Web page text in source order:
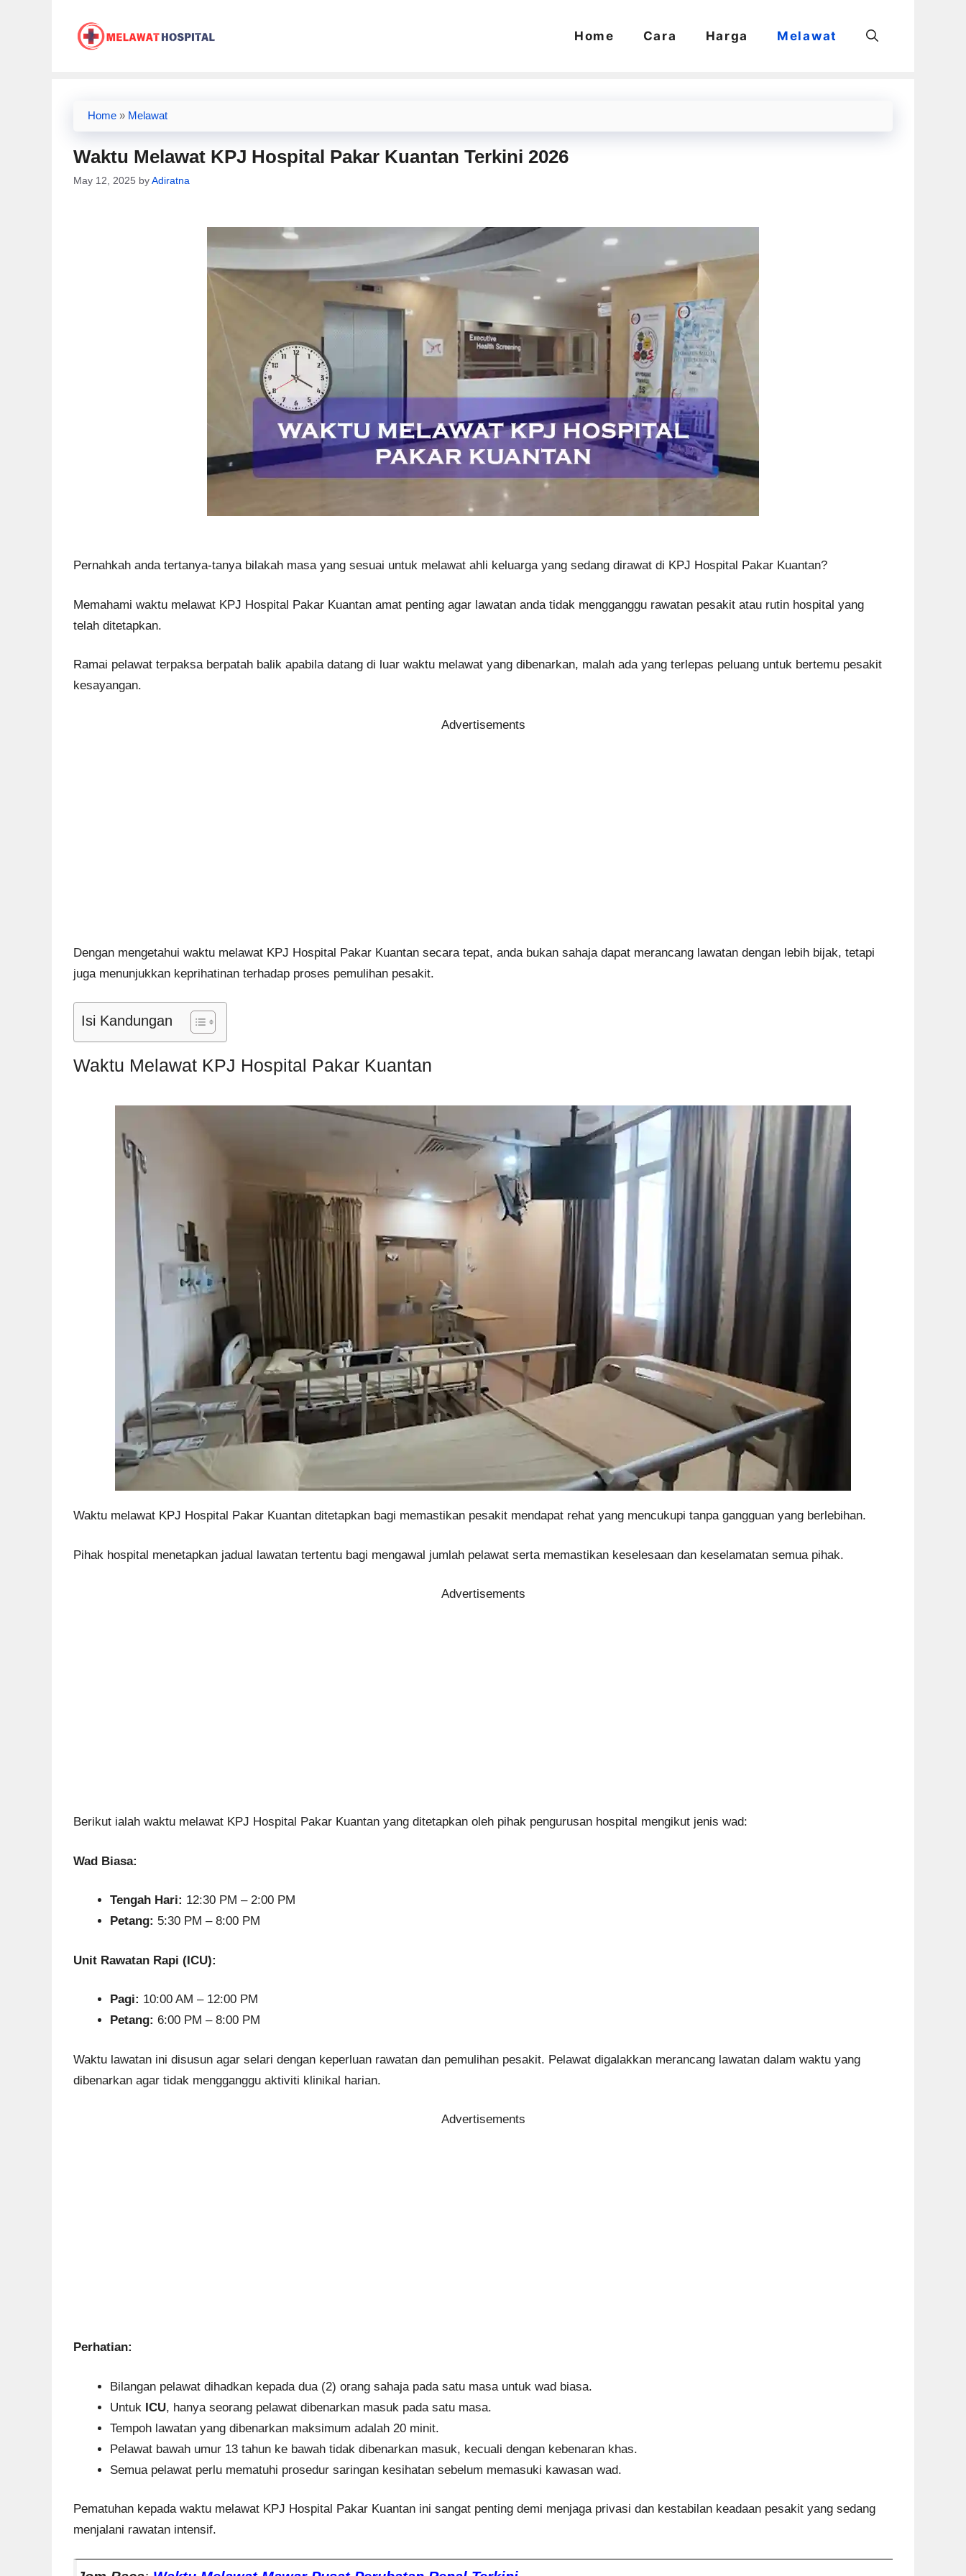
Home Cara Harga Melawat
Home » Melawat
Waktu Melawat KPJ Hospital Pakar Kuantan Terkini 2026
May 12, 2025 byAdiratna
Pernahkah anda tertanya-tanya bilakah masa yang sesuai untuk melawat ahli keluarga yang sedang dirawat di KPJ Hospital Pakar Kuantan?
Memahami waktu melawat KPJ Hospital Pakar Kuantan amat penting agar lawatan anda tidak mengganggu rawatan pesakit atau rutin hospital yang
telah ditetapkan.
Ramai pelawat terpaksa berpatah balik apabila datang di luar waktu melawat yang dibenarkan, malah ada yang terlepas peluang untuk bertemu pesakit
kesayangan.
Advertisements
Dengan mengetahui waktu melawat KPJ Hospital Pakar Kuantan secara tepat, anda bukan sahaja dapat merancang lawatan dengan lebih bijak, tetapi
juga menunjukkan keprihatinan terhadap proses pemulihan pesakit.
Isi Kandungan
Waktu Melawat KPJ Hospital Pakar Kuantan
Waktu melawat KPJ Hospital Pakar Kuantan ditetapkan bagi memastikan pesakit mendapat rehat yang mencukupi tanpa gangguan yang berlebihan.
Pihak hospital menetapkan jadual lawatan tertentu bagi mengawal jumlah pelawat serta memastikan keselesaan dan keselamatan semua pihak.
Advertisements
Berikut ialah waktu melawat KPJ Hospital Pakar Kuantan yang ditetapkan oleh pihak pengurusan hospital mengikut jenis wad:
Wad Biasa:
Tengah Hari: 12:30 PM – 2:00 PM
Petang: 5:30 PM – 8:00 PM
Unit Rawatan Rapi (ICU):
Pagi: 10:00 AM – 12:00 PM
Petang: 6:00 PM – 8:00 PM
Waktu lawatan ini disusun agar selari dengan keperluan rawatan dan pemulihan pesakit. Pelawat digalakkan merancang lawatan dalam waktu yang
dibenarkan agar tidak mengganggu aktiviti klinikal harian.
Advertisements
Perhatian:
Bilangan pelawat dihadkan kepada dua (2) orang sahaja pada satu masa untuk wad biasa.
Untuk ICU, hanya seorang pelawat dibenarkan masuk pada satu masa.
Tempoh lawatan yang dibenarkan maksimum adalah 20 minit.
Pelawat bawah umur 13 tahun ke bawah tidak dibenarkan masuk, kecuali dengan kebenaran khas.
Semua pelawat perlu mematuhi prosedur saringan kesihatan sebelum memasuki kawasan wad.
Pematuhan kepada waktu melawat KPJ Hospital Pakar Kuantan ini sangat penting demi menjaga privasi dan kestabilan keadaan pesakit yang sedang
menjalani rawatan intensif.